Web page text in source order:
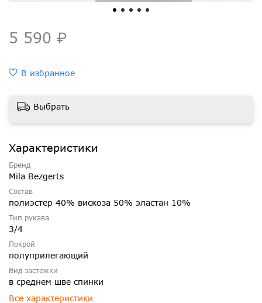
5 590 ₽
В избранное
Выбрать
Характеристики
Бренд
Mila Bezgerts
Состав
полиэстер 40% вискоза 50% эластан 10%
Тип рукава
3/4
Покрой
полуприлегающий
Вид застежки
в среднем шве спинки
Все характеристики